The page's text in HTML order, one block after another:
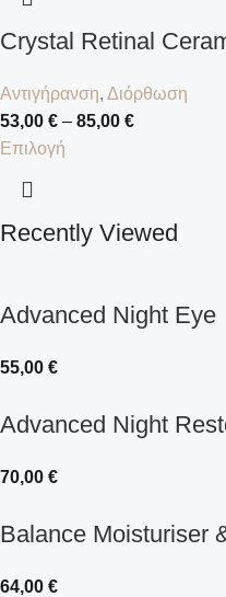
Crystal Retinal
Αντιγήρανση, Διόρθωση
53,00 € – 85,00 €
Επιλογή
Recently Viewed
Advanced Night Eye
55,00 €
Advanced Night
70,00 €
Balance Moisturiser
64,00 €